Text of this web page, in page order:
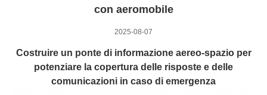
con aeromobile
2025-08-07
Costruire un ponte di informazione aereo-spazio per
potenziare la copertura delle risposte e delle
comunicazioni in caso di emergenza